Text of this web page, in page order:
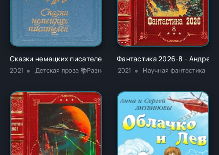
Сказки немецких писателей - Новалис
2021 Детская проза 📚Разная литература
Фантастика 2026-8 - Андрей
2021 Научная фантастика